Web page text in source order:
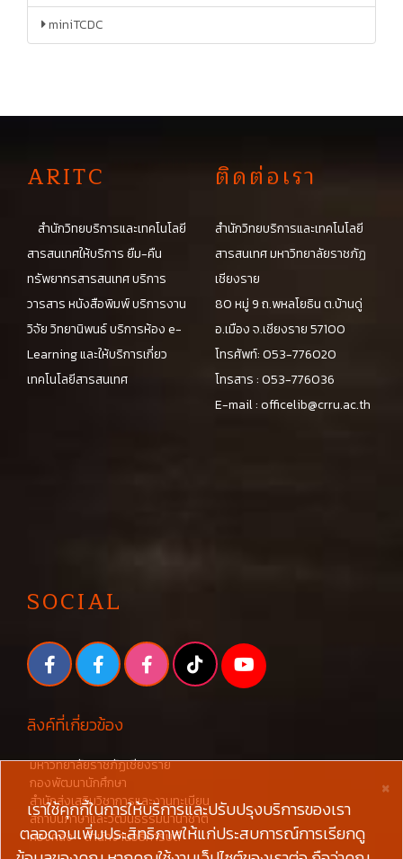
miniTCDC
ARITC
สำนักวิทยบริการและเทคโนโลยี
สารสนเทศให้บริการ ยืม-คืน
ทรัพยากรสารสนเทศ บริการ
วารสาร หนังสือพิมพ์ บริการงาน
วิจัย วิทยานิพนธ์ บริการห้อง e-
Learning และให้บริการเกี่ยว
เทคโนโลยีสารสนเทศ
ติดต่อเรา
สำนักวิทยบริการและเทคโนโลยี
สารสนเทศ มหาวิทยาลัยราชภัฏ
เชียงราย
80 หมู่ 9 ถ.พหลโยธิน ต.บ้านดู่
อ.เมือง จ.เชียงราย 57100
โทรศัพท์: 053-776020
โทรสาร : 053-776036
E-mail :officelib@crru.ac.th
SOCIAL
ลิงค์ที่เกี่ยวข้อง
มหาวิทยาลัยราชภัฏเชียงราย
กองพัฒนานักศึกษา
สำนักส่งเสริมวิชาการและงานทะเบียน
สถาบันภาษาและวัฒนธรรมนานาชาติ
กองคลัง - สำนักงานอธิการบดี
×
เราใช้คุกกี้ในการให้บริการและปรับปรุงบริการของเรา
ตลอดจนเพิ่มประสิทธิภาพให้แก่ประสบการณ์การเรียกดู